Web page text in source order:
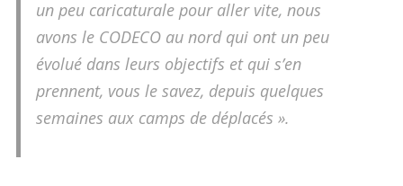
un peu caricaturale pour aller vite, nous
avons le CODECO au nord qui ont un peu
évolué dans leurs objectifs et qui s’en
prennent, vous le savez, depuis quelques
semaines aux camps de déplacés ».